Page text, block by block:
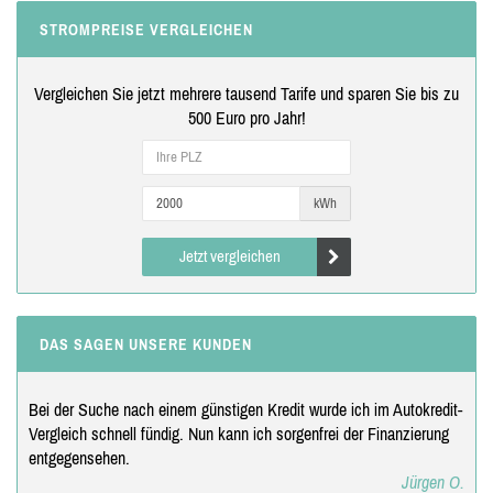
STROMPREISE VERGLEICHEN
Vergleichen Sie jetzt mehrere tausend Tarife und sparen Sie bis zu
500 Euro pro Jahr!
kWh
Jetzt vergleichen
DAS SAGEN UNSERE KUNDEN
Bei der Suche nach einem günstigen Kredit wurde ich im Autokredit-
Vergleich schnell fündig. Nun kann ich sorgenfrei der Finanzierung
entgegensehen.
Jürgen O.